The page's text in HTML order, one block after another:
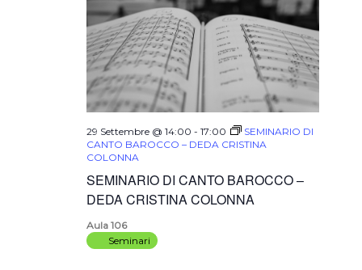
SEMINARIO DI CANTO BAROCCO –
DEDA CRISTINA COLONNA
29 Settembre @ 14:00 -17:00
SEMINARIO DI
CANTO BAROCCO – DEDA CRISTINA
COLONNA
Aula 106
Seminari